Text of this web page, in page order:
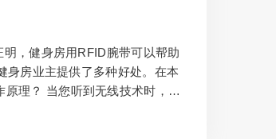
，健身房用RFID腕带可以帮助
身房业主提供了多种好处。在本
理？ 当您听到无线技术时，您